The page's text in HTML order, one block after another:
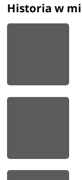
Historia w